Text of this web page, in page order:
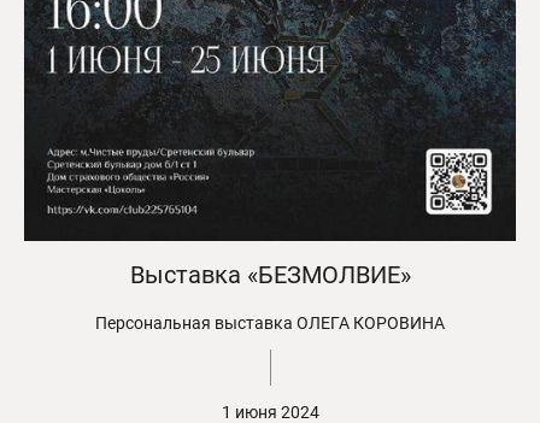
Выставка «БЕЗМОЛВИЕ»
Персональная выставка ОЛЕГА КОРОВИНА
1 июня 2024